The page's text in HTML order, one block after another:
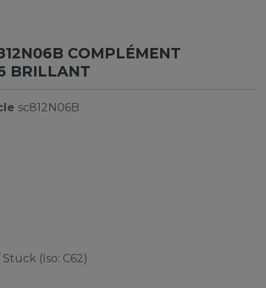
COMPLÉMENT
BRILLANT
sc812N06B
(Iso: C62)